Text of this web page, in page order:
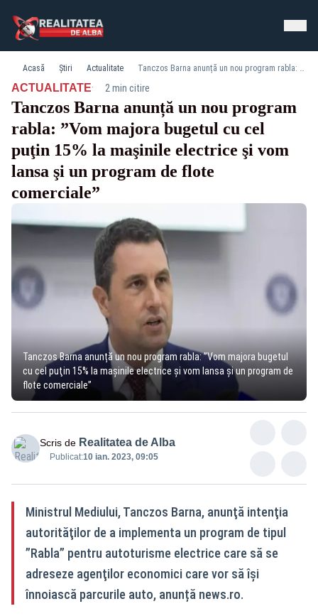
Acasă Știri Actualitate Tanczos Barna anunță un nou program rabla: ”Vom majora bugetul cu cel puţin 15% la maşinile electrice şi vom lansa şi un program de flote comerciale”
ACTUALITATE· 2 min citire
Tanczos Barna anunță un nou program
rabla: ”Vom majora bugetul cu cel
puţin 15% la maşinile electrice şi vom
lansa şi un program de flote
comerciale”
Tanczos Barna anunță un nou program rabla: ”Vom majora bugetul
cu cel puţin 15% la maşinile electrice şi vom lansa şi un program de
flote comerciale”
Scris de Realitatea de Alba
Publicat:10 ian. 2023, 09:05
Ministrul Mediului, Tanczos Barna, anunţă intenţia
autorităţilor de a implementa un program de tipul
”Rabla” pentru autoturisme electrice care să se
adreseze agenţilor economici care vor să îşi
înnoiască parcurile auto, anunță news.ro.